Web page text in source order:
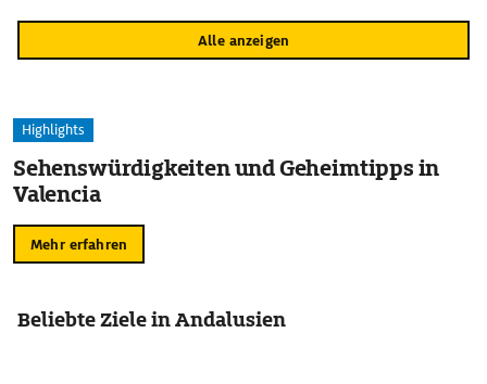
Alle anzeigen
Highlights
Sehenswürdigkeiten und Geheimtipps in
Valencia
Mehr erfahren
Beliebte Ziele in Andalusien